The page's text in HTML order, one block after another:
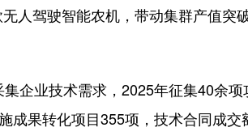
人驾驶智能农机，带动集群产值突
企业技术需求，2025年征集40余项
成果转化项目355项，技术合同成交